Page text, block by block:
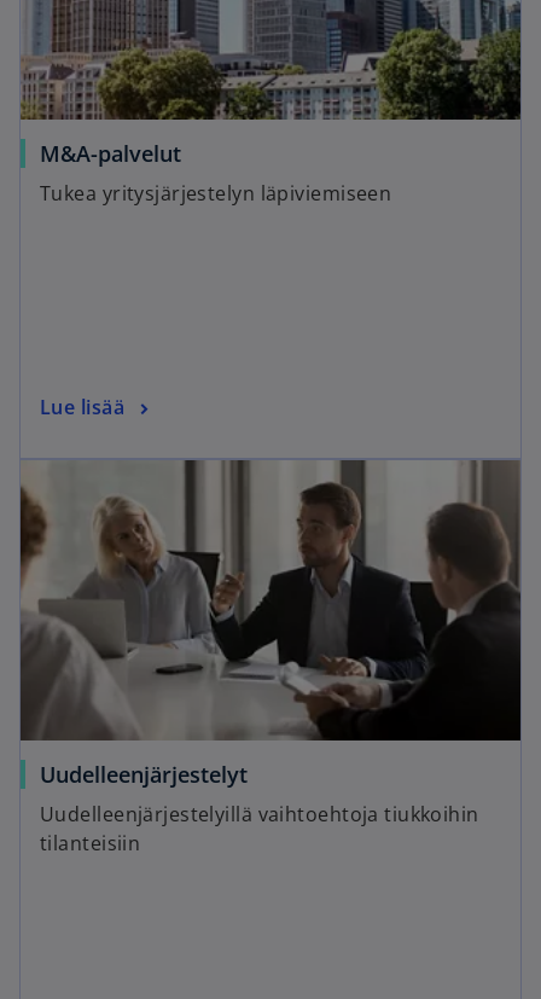
M&A-palvelut
Tukea yritysjärjestelyn läpiviemiseen
Lue lisää
Uudelleenjärjestelyt
Uudelleenjärjestelyillä vaihtoehtoja tiukkoihin
tilanteisiin